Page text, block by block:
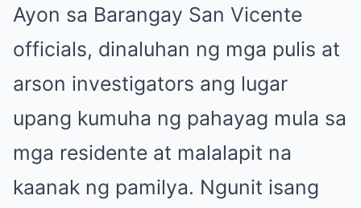
Ayon sa Barangay San Vicente
officials, dinaluhan ng mga pulis at
arson investigators ang lugar
upang kumuha ng pahayag mula sa
mga residente at malalapit na
kaanak ng pamilya. Ngunit isang